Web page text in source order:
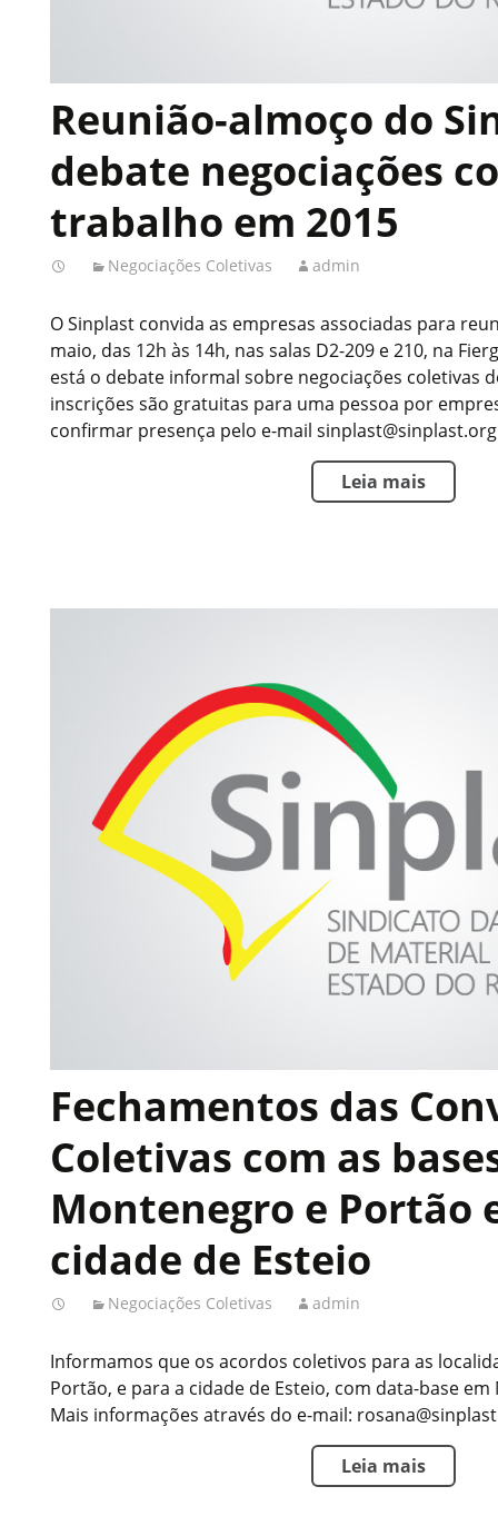
Reunião-almoço do
debate negociações
trabalho em 2015
Negociações Coletivas admin
O Sinplast convida as empresas associadas para
maio, das 12h às 14h, nas salas D2-209 e 210, na
está o debate informal sobre negociações coletivas
inscrições são gratuitas para uma pessoa por
confirmar presença pelo e-mail
Leia mais
Fechamentos das
Coletivas com as
Montenegro e Portão
cidade de Esteio
Negociações Coletivas admin
Informamos que os acordos coletivos para as
Portão, e para a cidade de Esteio, com data-base
Mais informações através do e-mail:
Leia mais